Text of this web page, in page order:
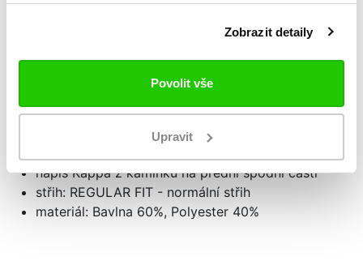
Zobrazit detaily
Povolit vše
Upravit
o produktu
Dámské šaty Logo Capria
šaty s krátkým rukávem
volný střih ke kolenům
nápis Kappa z kamínků na přední spodní části
střih: REGULAR FIT - normální střih
materiál: Bavlna 60%, Polyester 40%